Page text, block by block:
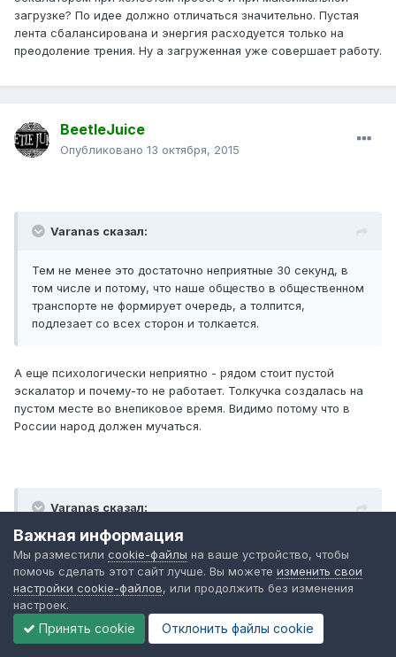
загрузке? По идее должно отличаться значительно. Пустая
лента сбалансирована и энергия расходуется только на
преодоление трения. Ну а загруженная уже совершает работу.
BeetleJuice
Опубликовано 13 октября, 2015
Varanas сказал:
Тем не менее это достаточно неприятные 30 секунд, в
том числе и потому, что наше общество в общественном
транспорте не формирует очередь, а толпится,
подлезает со всех сторон и толкается.
А еще психологически неприятно - рядом стоит пустой
эскалатор и почему-то не работает. Толкучка создалась на
пустом месте во внепиковое время. Видимо потому что в
России народ должен мучаться.
Varanas сказал:
Станет не 15, а 0, потому что вдвое выросшее
пропускное сечение не даст сформироваться толпе. На
практике наблюдаю это во всех тех местах, где как раз
в это время была толкучка после прихода каждого
поезда.
Важная информация
Мы разместили cookie-файлы на ваше устройство, чтобы
помочь сделать этот сайт лучше. Вы можете изменить свои
настройки cookie-файлов, или продолжить без изменения
настроек.
Принять cookie Отклонить файлы сookie